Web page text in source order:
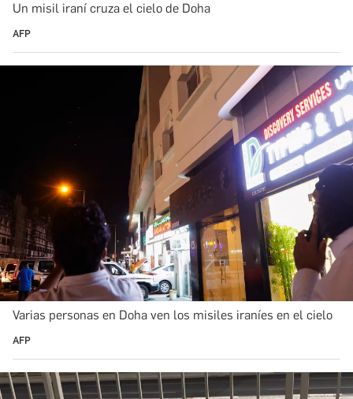
Un misil iraní cruza el cielo de Doha
AFP
Varias personas en Doha ven los misiles iraníes en el cielo
AFP